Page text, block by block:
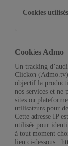
Cookies Admo
Un tracking
Clickon
objectif la
nos services et ne
sites ou
utilisateurs pour
Cette adresse IP
utilisée pour
à tout moment
lien ci-dessous :